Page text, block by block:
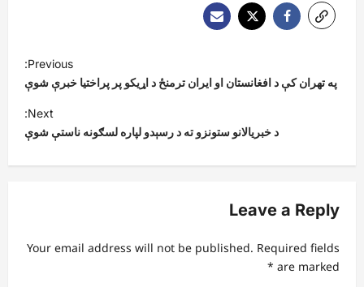
o
v
g
Previous:
په تهران کې د افغانستان او ایران ترمنځ د اړیکو پر پراختیا خبرې شوې
Next:
د خبریالانو ستونزو ته د رسېدو لپاره لسګونه ناستې شوې
Leave a Reply
Your email address will not be published. Required fields
are marked
*